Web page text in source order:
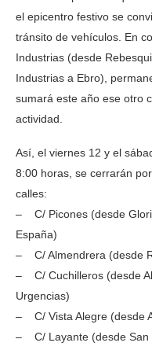
el epicentro festivo se
tránsito de vehículos. En
Industrias (desde
Industrias a Ebro),
sumará este año ese otro
actividad.
Así, el viernes 12 y el
8:00 horas, se cerrarán
calles:
– C/ Picones (desde
España)
– C/ Almendrera (desde
– C/ Cuchilleros (desde
Urgencias)
– C/ Vista Alegre (desde
– C/ Layante (desde San